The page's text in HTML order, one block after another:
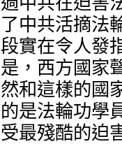
了中共活摘法
段實在令人發
是，西方國家
然和這樣的國
的是法輪功學
受最殘酷的迫